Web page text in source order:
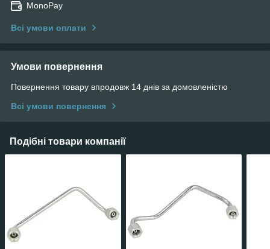
MonoPay
Всі умови оплати
Умови повернення
Повернення товару впродовж 14 днів за домовленістю
Всі умови повернення
Подібні товари компанії